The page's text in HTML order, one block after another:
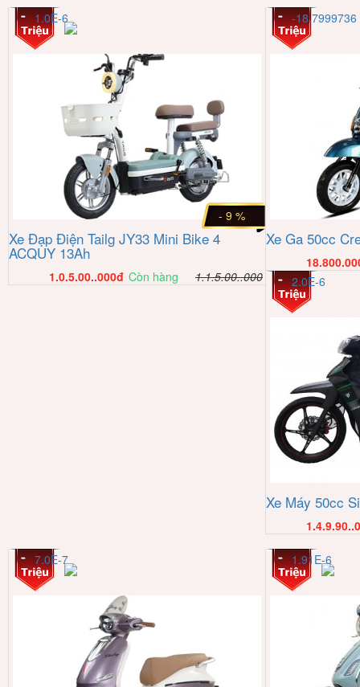
1.0E-6
Xe Đạp Điện Tailg JY33 Mini Bike 4
ACQUY 13Ah
1.1.5.00..000
- 9 %
1.0.5.00..000đ Còn hàng
-18.7999736
Xe Ga 50cc
2.0E-6
Xe Máy 50cc
7.0E-7 1.91E-6